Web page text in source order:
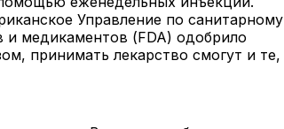
Управление по санитарному
и медикаментов (FDA) одобрило
принимать лекарство смогут и те,